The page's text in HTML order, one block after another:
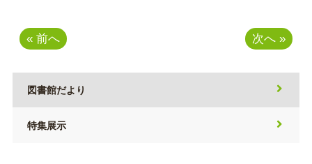
« 前へ 次へ »
図書館だより
特集展示